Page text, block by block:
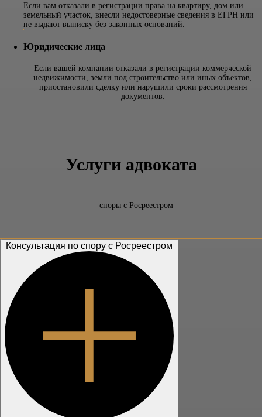
Если вам отказали в регистрации права на квартиру, дом или
земельный участок, внесли недостоверные сведения в ЕГРН или
не выдают выписку без законных оснований.
Юридические лица
Если вашей компании отказали в регистрации коммерческой
недвижимости, земли под строительство или иных объектов,
приостановили сделку или нарушили сроки рассмотрения
документов.
Услуги адвоката
— споры с Росреестром
Консультация по спору с Росреестром